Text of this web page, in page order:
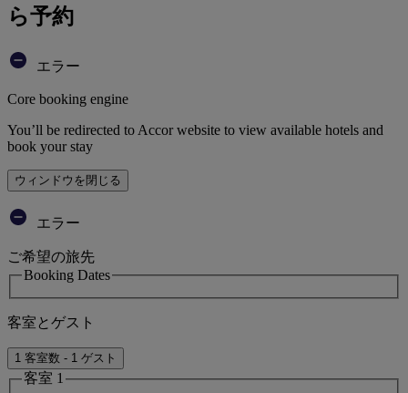
ら予約
エラー
Core booking engine
You’ll be redirected to Accor website to view available hotels and
book your stay
ウィンドウを閉じる
エラー
ご希望の旅先
Booking Dates
客室とゲスト
1 客室数 - 1 ゲスト
客室 1